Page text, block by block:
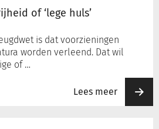
of ‘lege huls’
is dat voorzieningen
worden verleend. Dat wil
of …
Lees meer